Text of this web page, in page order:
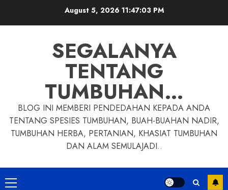
August 5, 2026 11:47:04 PM
SEGALANYA
TENTANG
TUMBUHAN…
BLOG INI MEMBERI PENDEDAHAN KEPADA ANDA
TENTANG SPESIES TUMBUHAN, BUAH-BUAHAN NADIR,
TUMBUHAN HERBA, PERTANIAN, KHASIAT TUMBUHAN
DAN ALAM SEMULAJADI..
Primary